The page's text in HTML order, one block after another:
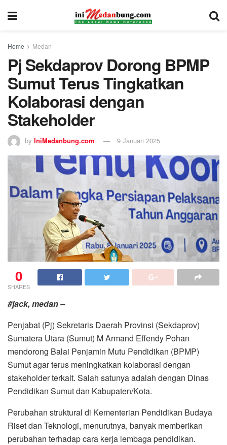
Home Medan
Pj Sekdaprov Dorong BPMP
Sumut Terus Tingkatkan
Kolaborasi dengan
Stakeholder
by IniMedanbung.com 9 Januari 2025
0
SHARES
#jack, medan –
Penjabat (Pj) Sekretaris Daerah Provinsi (Sekdaprov)
Sumatera Utara (Sumut) M Armand Effendy Pohan
mendorong Balai Penjamin Mutu Pendidikan (BPMP)
Sumut agar terus meningkatkan kolaborasi dengan
stakeholder terkait. Salah satunya adalah dengan Dinas
Pendidikan Sumut dan Kabupaten/Kota.
Perubahan struktural di Kementerian Pendidikan Budaya
Riset dan Teknologi, menurutnya, banyak memberikan
perubahan terhadap cara kerja lembaga pendidikan.